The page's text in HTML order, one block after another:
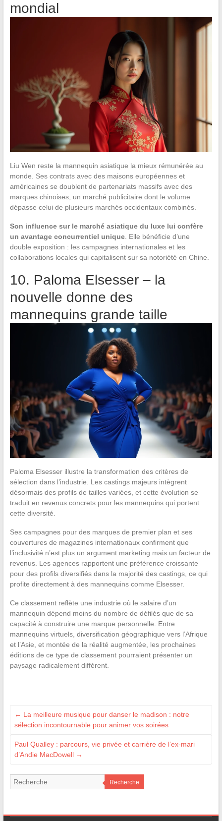
mondial
Liu Wen reste la mannequin asiatique la mieux rémunérée au
monde. Ses contrats avec des maisons européennes et
américaines se doublent de partenariats massifs avec des
marques chinoises, un marché publicitaire dont le volume
dépasse celui de plusieurs marchés occidentaux combinés.
Son influence sur le marché asiatique du luxe lui confère
un avantage concurrentiel unique. Elle bénéficie d’une
double exposition : les campagnes internationales et les
collaborations locales qui capitalisent sur sa notoriété en Chine.
10. Paloma Elsesser – la
nouvelle donne des
mannequins grande taille
Paloma Elsesser illustre la transformation des critères de
sélection dans l’industrie. Les castings majeurs intègrent
désormais des profils de tailles variées, et cette évolution se
traduit en revenus concrets pour les mannequins qui portent
cette diversité.
Ses campagnes pour des marques de premier plan et ses
couvertures de magazines internationaux confirment que
l’inclusivité n’est plus un argument marketing mais un facteur de
revenus. Les agences rapportent une préférence croissante
pour des profils diversifiés dans la majorité des castings, ce qui
profite directement à des mannequins comme Elsesser.
Ce classement reflète une industrie où le salaire d’un
mannequin dépend moins du nombre de défilés que de sa
capacité à construire une marque personnelle. Entre
mannequins virtuels, diversification géographique vers l’Afrique
et l’Asie, et montée de la réalité augmentée, les prochaines
éditions de ce type de classement pourraient présenter un
paysage radicalement différent.
← La meilleure musique pour danser le madison : notre
sélection incontournable pour animer vos soirées
Paul Qualley : parcours, vie privée et carrière de l’ex-mari
d’Andie MacDowell →
Recherche